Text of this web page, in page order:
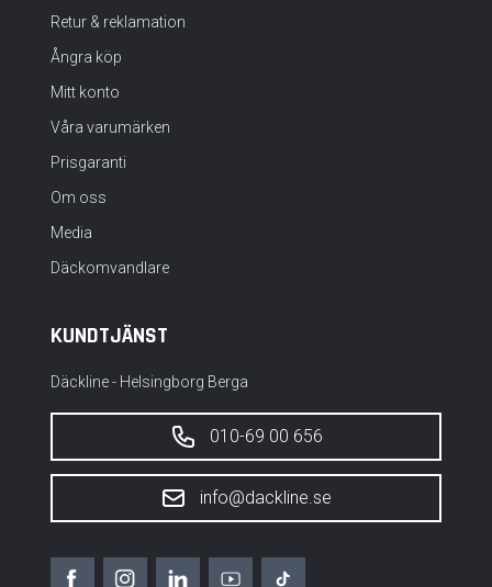
Retur & reklamation
Ångra köp
Mitt konto
Våra varumärken
Prisgaranti
Om oss
Media
Däckomvandlare
KUNDTJÄNST
Däckline - Helsingborg Berga
010-69 00 656
info@dackline.se